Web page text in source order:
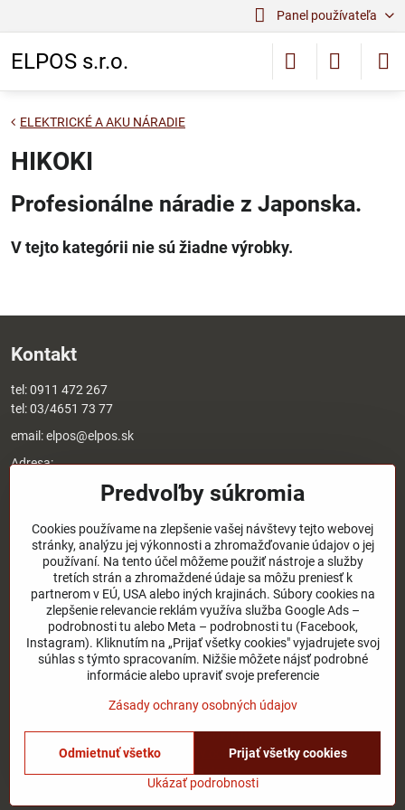
Panel používateľa
ELPOS s.r.o.
ELEKTRICKÉ A AKU NÁRADIE
HIKOKI
Profesionálne náradie z Japonska.
Kontakt
tel:0911 472 267
tel:03/4651 73 77
email:elpos@elpos.sk
Adresa:
Štefánikova 1470/50c
Otváracie hodiny:
8:00 - 17:00 pondelok - piatok
8:00 - 12:00 sobota
Nedeľa - zatvorené
O nás
Užitočné odkazy
©2026Copyright
Predvoľby súkromia
Zásady ochrany osobných údajov
Stav objednávky
Vytvorené pomocou:BiznisWeb.sk
Predvoľby súkromia
Cookies používame na zlepšenie vašej návštevy tejto webovej
stránky, analýzu jej výkonnosti a zhromažďovanie údajov o jej
používaní. Na tento účel môžeme použiť nástroje a služby
tretích strán a zhromaždené údaje sa môžu preniesť k
partnerom v EÚ, USA alebo iných krajinách. Súbory cookies na
zlepšenie relevancie reklám využíva služba Google Ads –
podrobnosti tu alebo Meta – podrobnosti tu (Facebook,
Instagram). Kliknutím na „Prijať všetky cookies" vyjadrujete svoj
súhlas s týmto spracovaním. Nižšie môžete nájsť podrobné
informácie alebo upraviť svoje preferencie
Zásady ochrany osobných údajov
Ukázať podrobnosti
Prijať všetky cookies
Odmietnuť všetko